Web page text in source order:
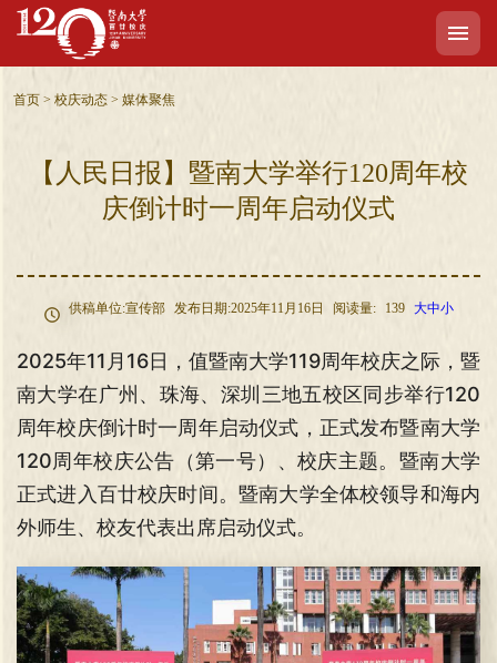
首页 > 校庆动态 > 媒体聚焦
【人民日报】暨南大学举行120周年校
庆倒计时一周年启动仪式
供稿单位:宣传部 发布日期:2025年11月16日 阅读量: 139 大中小
2025年11月16日，值暨南大学119周年校庆之际，暨
南大学在广州、珠海、深圳三地五校区同步举行120
周年校庆倒计时一周年启动仪式，正式发布暨南大学
120周年校庆公告（第一号）、校庆主题。暨南大学
正式进入百廿校庆时间。暨南大学全体校领导和海内
外师生、校友代表出席启动仪式。